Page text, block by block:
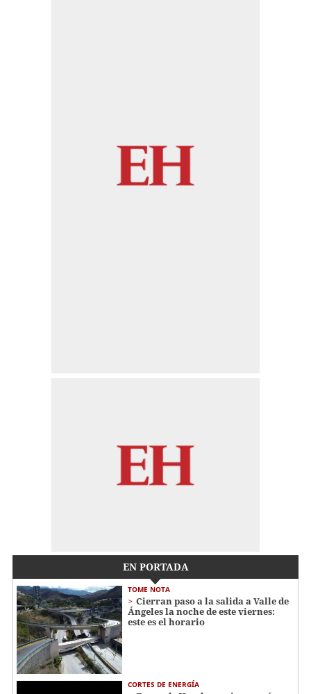
EN PORTADA
TOME NOTA
Cierran paso a la salida a Valle de
Ángeles la noche de este viernes:
este es el horario
CORTES DE ENERGÍA